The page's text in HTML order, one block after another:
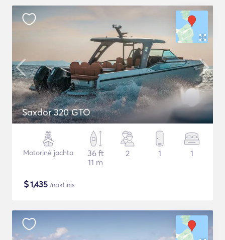
Saxdor 320 GTO
Motorinė jachta
36 ft
11 m
2 1 1
$1,435 /naktinis